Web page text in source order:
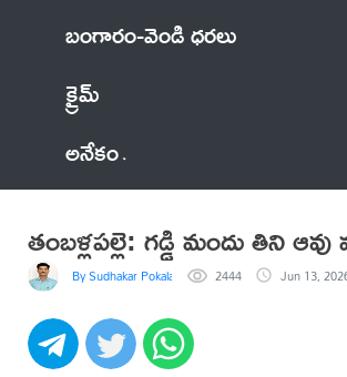
బంగారం-వెండి ధరలు
క్రైమ్
అనేకం
తంబళ్లపల్లె: గడ్డి మందు తిని
By Sudhakar Pokala 2444 Jun 13,